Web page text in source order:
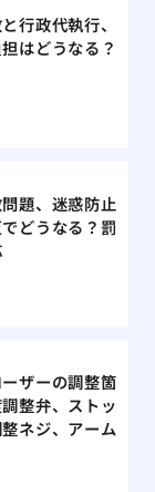
行政代執行、
はどうなる？
題、迷惑防止
どうなる？罰
ザーの調整箇
整弁、ストッ
ネジ、アーム